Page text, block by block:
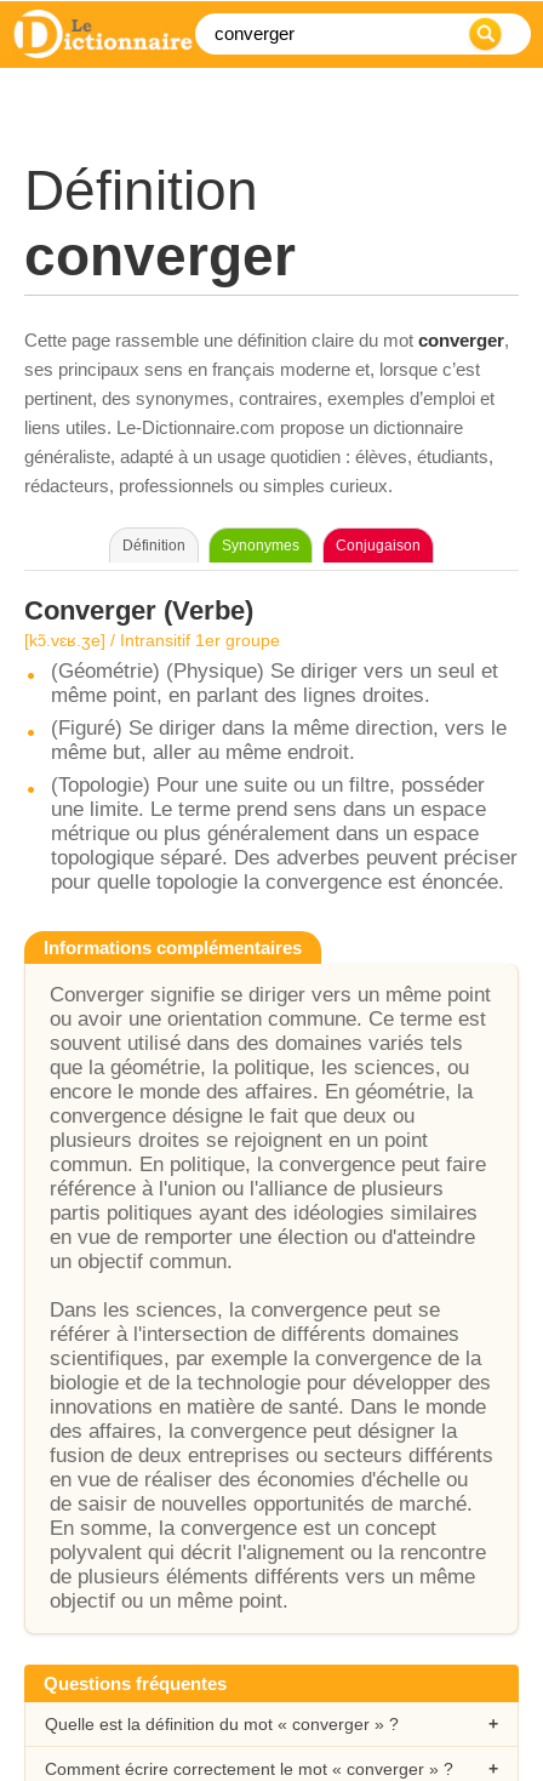
Définition
converger
Cette page rassemble une définition claire du mot converger,
ses principaux sens en français moderne et, lorsque c’est
pertinent, des synonymes, contraires, exemples d’emploi et
liens utiles. Le-Dictionnaire.com propose un dictionnaire
généraliste, adapté à un usage quotidien : élèves, étudiants,
rédacteurs, professionnels ou simples curieux.
Définition Synonymes Conjugaison
Converger (Verbe)
[kɔ̃.vɛʁ.ʒe] / Intransitif 1er groupe
(Géométrie) (Physique) Se diriger vers un seul et
même point, en parlant des lignes droites.
(Figuré) Se diriger dans la même direction, vers le
même but, aller au même endroit.
(Topologie) Pour une suite ou un filtre, posséder
une limite. Le terme prend sens dans un espace
métrique ou plus généralement dans un espace
topologique séparé. Des adverbes peuvent préciser
pour quelle topologie la convergence est énoncée.
Informations complémentaires
Converger signifie se diriger vers un même point
ou avoir une orientation commune. Ce terme est
souvent utilisé dans des domaines variés tels
que la géométrie, la politique, les sciences, ou
encore le monde des affaires. En géométrie, la
convergence désigne le fait que deux ou
plusieurs droites se rejoignent en un point
commun. En politique, la convergence peut faire
référence à l'union ou l'alliance de plusieurs
partis politiques ayant des idéologies similaires
en vue de remporter une élection ou d'atteindre
un objectif commun.
Dans les sciences, la convergence peut se
référer à l'intersection de différents domaines
scientifiques, par exemple la convergence de la
biologie et de la technologie pour développer des
innovations en matière de santé. Dans le monde
des affaires, la convergence peut désigner la
fusion de deux entreprises ou secteurs différents
en vue de réaliser des économies d'échelle ou
de saisir de nouvelles opportunités de marché.
En somme, la convergence est un concept
polyvalent qui décrit l'alignement ou la rencontre
de plusieurs éléments différents vers un même
objectif ou un même point.
Questions fréquentes
Quelle est la définition du mot « converger » ?
Comment écrire correctement le mot « converger » ?